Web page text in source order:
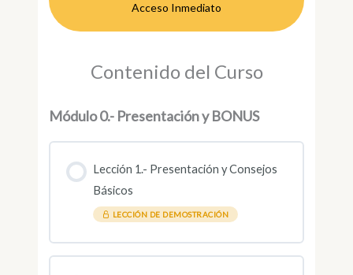
Acceso Inmediato
Contenido del Curso
Módulo 0.- Presentación y BONUS
Lección 1.- Presentación y Consejos
Básicos
LECCIÓN DE DEMOSTRACIÓN